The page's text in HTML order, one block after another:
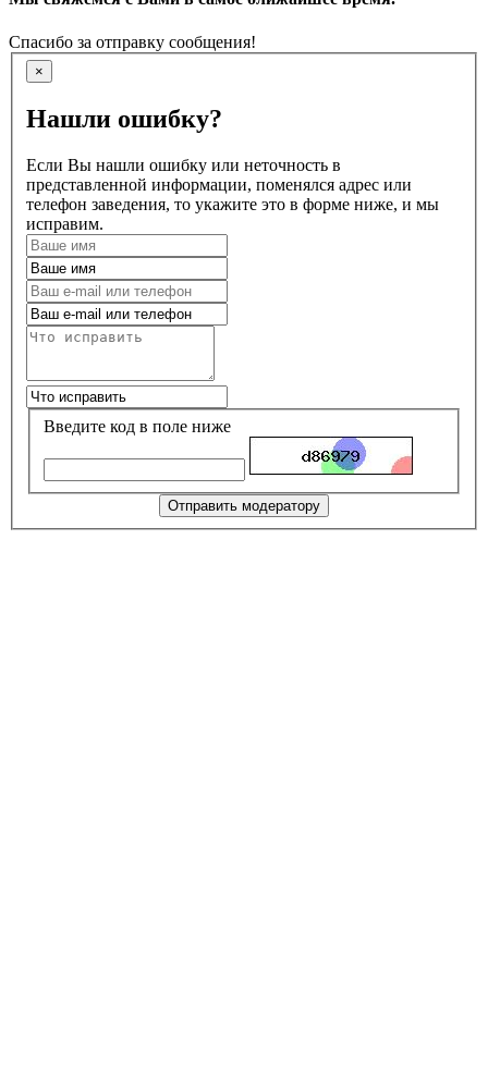
Спасибо за отправку сообщения!
×
Нашли ошибку?
Если Вы нашли ошибку или неточность в
представленной информации, поменялся адрес или
телефон заведения, то укажите это в форме ниже, и мы
исправим.
Введите код в поле ниже
Отправить модератору